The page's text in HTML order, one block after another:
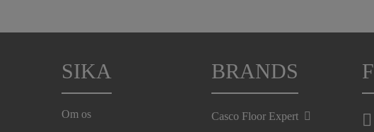
SIKA
Om os
BRANDS
Casco Floor Expert